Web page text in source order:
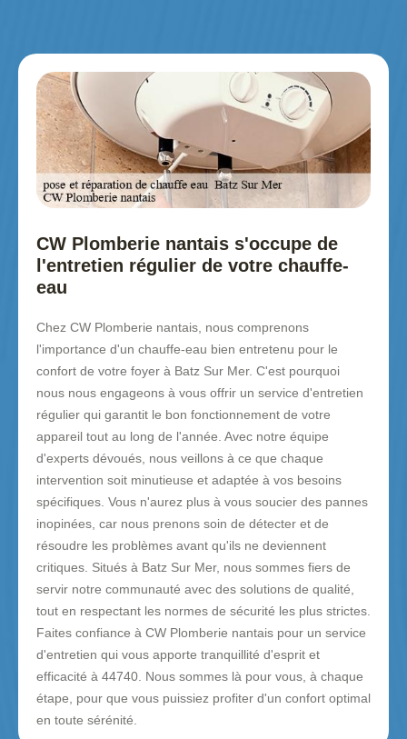
CW Plomberie nantais s'occupe de
l'entretien régulier de votre chauffe-
eau
Chez CW Plomberie nantais, nous comprenons
l'importance d'un chauffe-eau bien entretenu pour le
confort de votre foyer à Batz Sur Mer. C'est pourquoi
nous nous engageons à vous offrir un service d'entretien
régulier qui garantit le bon fonctionnement de votre
appareil tout au long de l'année. Avec notre équipe
d'experts dévoués, nous veillons à ce que chaque
intervention soit minutieuse et adaptée à vos besoins
spécifiques. Vous n'aurez plus à vous soucier des pannes
inopinées, car nous prenons soin de détecter et de
résoudre les problèmes avant qu'ils ne deviennent
critiques. Situés à Batz Sur Mer, nous sommes fiers de
servir notre communauté avec des solutions de qualité,
tout en respectant les normes de sécurité les plus strictes.
Faites confiance à CW Plomberie nantais pour un service
d'entretien qui vous apporte tranquillité d'esprit et
efficacité à 44740. Nous sommes là pour vous, à chaque
étape, pour que vous puissiez profiter d'un confort optimal
en toute sérénité.